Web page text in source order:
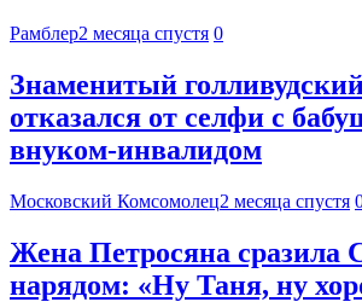
Рамблер2 месяца спустя 0
Знаменитый
отказался от селфи с
внуком-инвалидом
Московский Комсомолец2 месяца спустя
Жена Петросяна сразила
нарядом: «Ну Таня, ну